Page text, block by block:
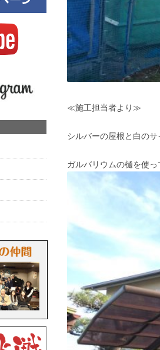
≪施工担当者より≫
シルバーの屋根と白の
ガルバリウムの樋を使